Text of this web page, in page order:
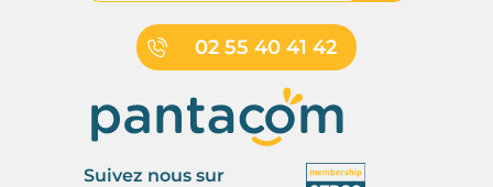
02 55 40 41 42
Suivez nous sur